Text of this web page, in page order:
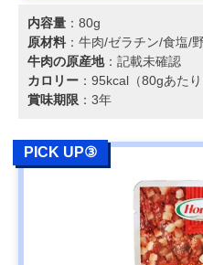
内容量 ：80g
原材料 ：牛肉/ゼラチン/食塩/
牛肉の原産地：記載未確認
カロリー ：95kcal（80gあたり
賞味期限 ：3年
PICK UP③